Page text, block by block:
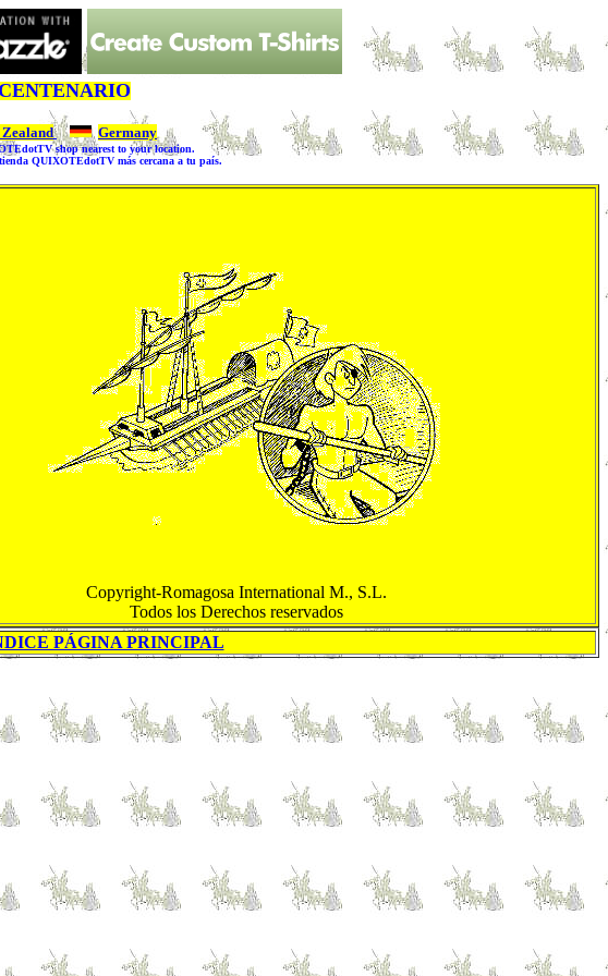
Zealand | Germany
shop nearest to your location.
QUIXOTEdotTV más cercana a tu país.
Copyright-Romagosa International M., S.L.
Todos los Derechos reservados
PÁGINA PRINCIPAL